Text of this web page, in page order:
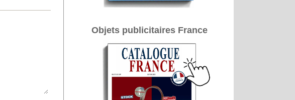
Objets publicitaires France